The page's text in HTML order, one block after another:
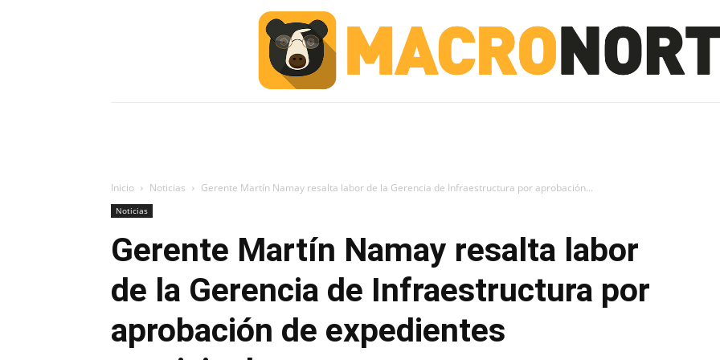
Inicio Noticias Gerente Martín Namay resalta labor de la Gerencia de Infraestructura por aprobación...
Noticias
Gerente Martín Namay resalta labor
de la Gerencia de Infraestructura por
aprobación de expedientes